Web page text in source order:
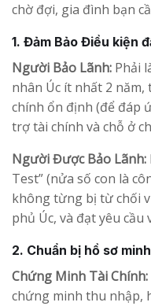
chờ đợi, gia đình bạn
1. Đảm Bảo Điều kiện
Người Bảo Lãnh: Phải
nhân Úc ít nhất 2
chính ổn định (để đáp
trợ tài chính và chỗ ở
Người Được Bảo Lãnh:
Test” (nửa số con là
không từng bị từ chối
phủ Úc, và đạt yêu cầu
2. Chuẩn bị hồ sơ
Chứng Minh Tài Chính:
chứng minh thu nhập,